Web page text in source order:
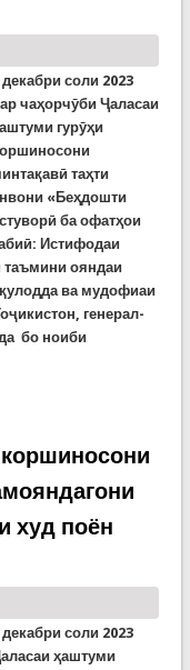
декабри соли 2023
чаҳорчӯби Ҷаласаи
гурӯҳи
таҳти
«Беҳдошти
ба офатҳои
Истифодаи
таъмини ояндаи
ва мудофиаи
генерал-
бо ноиби
бо ҷаноби Довуд
худ поён
декабри соли 2023
ҳаштуми